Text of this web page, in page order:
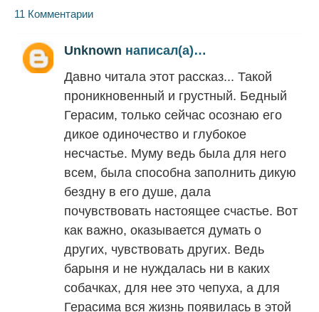
11 Комментарии
Unknown написал(а)…
Давно читала этот рассказ... Такой
проникновенный и грустный. Бедный
Герасим, только сейчас осознаю его
дикое одиночество и глубокое
несчастье. Муму ведь была для него
всем, была способна заполнить дикую
бездну в его душе, дала
почувствовать настоящее счастье. Вот
как важно, оказывается думать о
других, чувствовать других. Ведь
барыня и не нуждалась ни в каких
собачках, для нее это чепуха, а для
Герасима вся жизнь появилась в этой